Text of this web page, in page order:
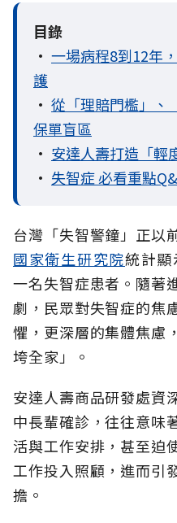
目錄
• 一場病程8到12年
護
• 從「理賠門檻」、
保單盲區
• 安達人壽打造「輕
• 失智症 必看重點
台灣「失智警鐘」正以
國家衛生研究院統計
一名失智症患者。隨著
劇，民眾對失智症的焦
懼，更深層的集體焦慮
垮全家」。
安達人壽商品研發處資
中長輩確診，往往意味
活與工作安排，甚至迫
工作投入照顧，進而引
擔。